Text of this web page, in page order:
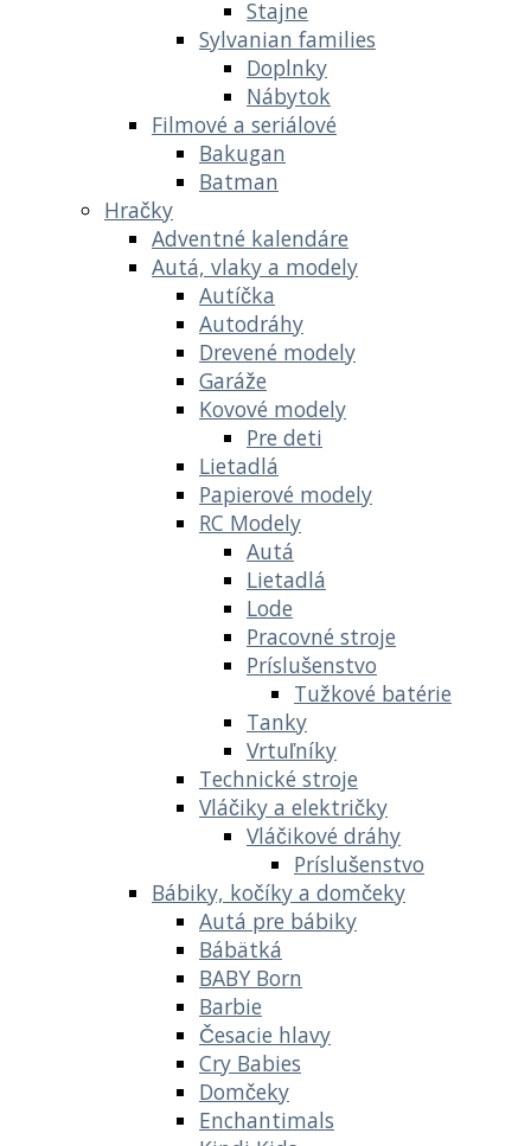
Stajne
Sylvanian families
Doplnky
Nábytok
Filmové a seriálové
Bakugan
Batman
Hračky
Adventné kalendáre
Autá, vlaky a modely
Autíčka
Autodráhy
Drevené modely
Garáže
Kovové modely
Pre deti
Lietadlá
Papierové modely
RC Modely
Autá
Lietadlá
Lode
Pracovné stroje
Príslušenstvo
Tužkové batérie
Tanky
Vrtuľníky
Technické stroje
Vláčiky a električky
Vláčikové dráhy
Príslušenstvo
Bábiky, kočíky a domčeky
Autá pre bábiky
Bábätká
BABY Born
Barbie
Česacie hlavy
Cry Babies
Domčeky
Enchantimals